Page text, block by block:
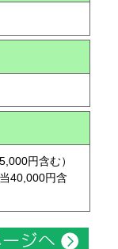
円含む）
40,000円含